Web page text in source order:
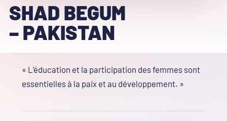
SHAD BEGUM
– PAKISTAN
« L’éducation et la participation des femmes sont
essentielles à la paix et au développement. »